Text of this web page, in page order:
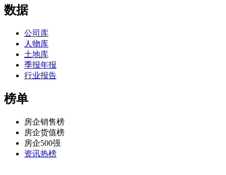
数据
公司库
人物库
土地库
季报年报
行业报告
榜单
房企销售榜
房企货值榜
房企500强
资讯热榜